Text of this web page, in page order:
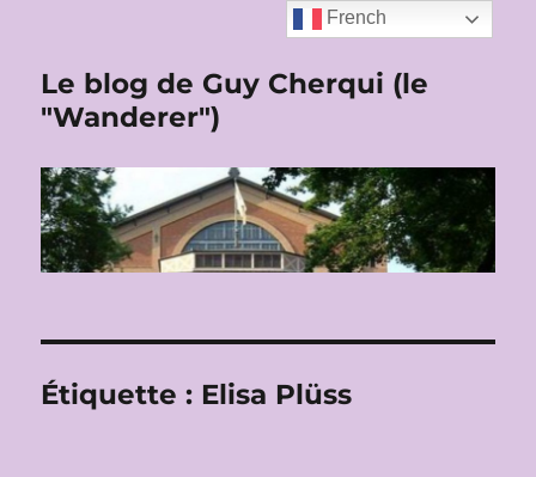
Le blog de Guy Cherqui (le
"Wanderer")
Étiquette : Elisa Plüss
French